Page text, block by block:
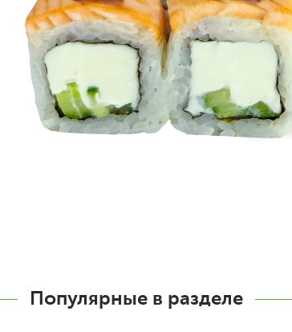
Популярные в разделе